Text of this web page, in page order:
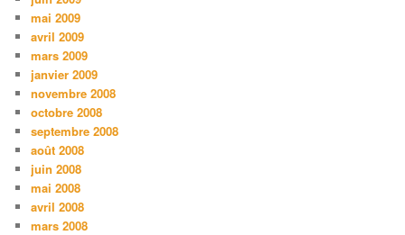
mai 2009
avril 2009
mars 2009
janvier 2009
novembre 2008
octobre 2008
septembre 2008
août 2008
juin 2008
mai 2008
avril 2008
mars 2008